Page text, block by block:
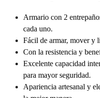
Armario con 2
cada uno.
Fácil de armar, mover y
Con la resistencia y
Excelente capacidad
para mayor seguridad.
Apariencia artesanal y